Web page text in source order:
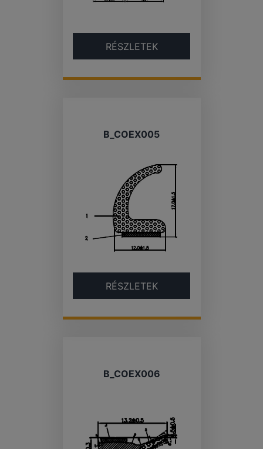
RÉSZLETEK
B_COEX005
RÉSZLETEK
B_COEX006